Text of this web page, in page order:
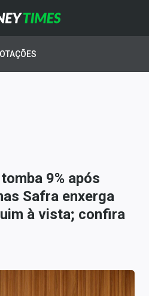
9% após
Safra enxerga
à vista; confira